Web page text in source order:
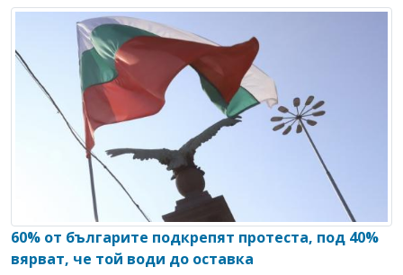
60% от българите подкрепят протеста, под 40%
вярват, че той води до оставка